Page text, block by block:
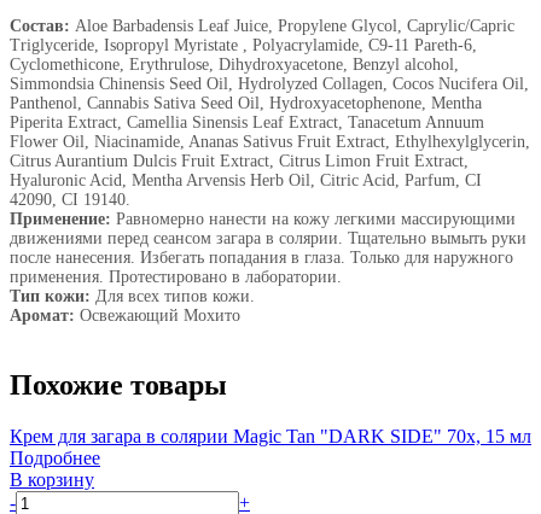
Состав: Aloe Barbadensis Leaf Juice, Propylene Glycol, Caprylic/Capric
Triglyceride, Isopropyl Myristate , Polyacrylamide, C9-11 Pareth-6,
Cyclomethicone, Erythrulose, Dihydroxyacetone, Benzyl alcohol,
Simmondsia Chinensis Seed Oil, Hydrolyzed Collagen, Cocos Nucifera Oil,
Panthenol, Cannabis Sativa Seed Oil, Hydroxyacetophenone, Mentha
Piperita Extract, Camellia Sinensis Leaf Extract, Tanacetum Annuum
Flower Oil, Niacinamide, Ananas Sativus Fruit Extract, Ethylhexylglycerin,
Citrus Aurantium Dulcis Fruit Extract, Citrus Limon Fruit Extract,
Hyaluronic Acid, Mentha Arvensis Herb Oil, Citric Acid, Parfum, CI
42090, CI 19140.
Применение: Равномерно нанести на кожу легкими масcирующими
движениями перед сеансом загара в солярии. Тщательно вымыть руки
после нанесения. Избегать попадания в глаза. Только для наружного
применения. Протестировано в лаборатории.
Тип кожи: Для всех типов кожи.
Аромат: Освежающий Мохито
Похожие товары
Крем для загара в солярии Magic Tan "DARK SIDE" 70х, 15 мл
Подробнее
В корзину
-
+